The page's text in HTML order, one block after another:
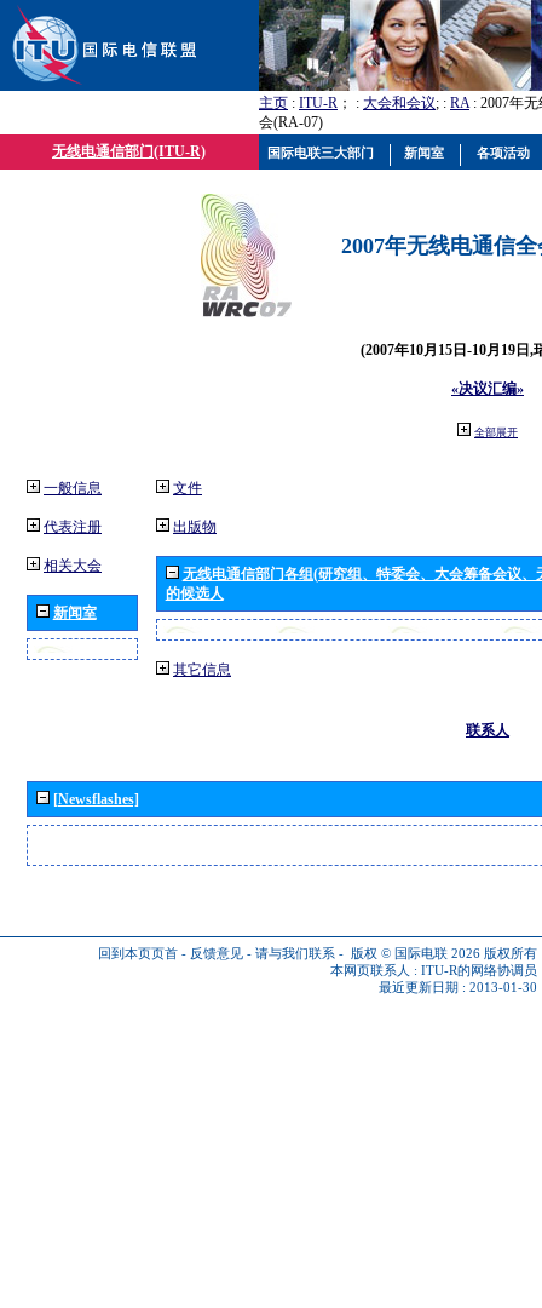
主页 : ITU-R ； : 大会和会议; : RA: 2007年
会(RA-07)
无线电通信部门(ITU-R)
2007年无线电通信
(2007年10月15日-10月19日,
«决议汇编»
全部展开
一般信息
代表注册
相关大会
新闻室
文件
出版物
无线电通信部门各组(研究组、特委会、大会筹备会议
的候选人
其它信息
联系人
[Newsflashes]
回到本页页首 - 反馈意见 - 请与我们联系 - 版权 © 国际电联 2026 版权所有
本网页联系人 : ITU-R的网络协调员
最近更新日期 : 2013-01-30
国际电联三大部门 新闻室 各项活动